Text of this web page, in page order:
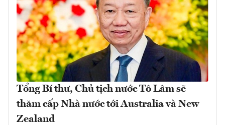
Tổng Bí thư, Chủ tịch nước Tô Lâm sẽ
thăm cấp Nhà nước tới Australia và New
Zealand